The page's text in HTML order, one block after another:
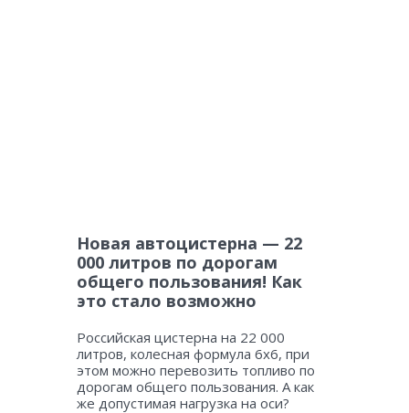
Новая автоцистерна — 22
000 литров по дорогам
общего пользования! Как
это стало возможно
Российская цистерна на 22 000
литров, колесная формула 6х6, при
этом можно перевозить топливо по
дорогам общего пользования. А как
же допустимая нагрузка на оси?